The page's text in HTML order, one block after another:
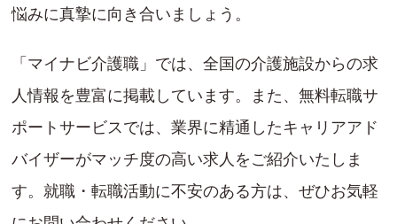
悩みに真摯に向き合いましょう。
「マイナビ介護職」では、全国の介護施設からの求
人情報を豊富に掲載しています。また、無料転職サ
ポートサービスでは、業界に精通したキャリアアド
バイザーがマッチ度の高い求人をご紹介いたしま
す。就職・転職活動に不安のある方は、ぜひお気軽